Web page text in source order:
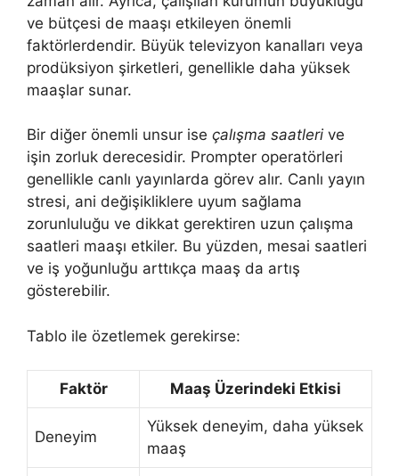
ve bütçesi de maaşı etkileyen önemli
faktörlerdendir. Büyük televizyon kanalları veya
prodüksiyon şirketleri, genellikle daha yüksek
maaşlar sunar.
Bir diğer önemli unsur ise çalışma saatleri ve
işin zorluk derecesidir. Prompter operatörleri
genellikle canlı yayınlarda görev alır. Canlı yayın
stresi, ani değişikliklere uyum sağlama
zorunluluğu ve dikkat gerektiren uzun çalışma
saatleri maaşı etkiler. Bu yüzden, mesai saatleri
ve iş yoğunluğu arttıkça maaş da artış
gösterebilir.
Tablo ile özetlemek gerekirse:
Faktör Maaş Üzerindeki Etkisi
Deneyim
Yüksek deneyim, daha yüksek
maaş